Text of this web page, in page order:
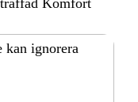
Komfort